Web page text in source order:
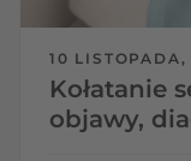
10 LISTOPADA,
Kołatanie
objawy,